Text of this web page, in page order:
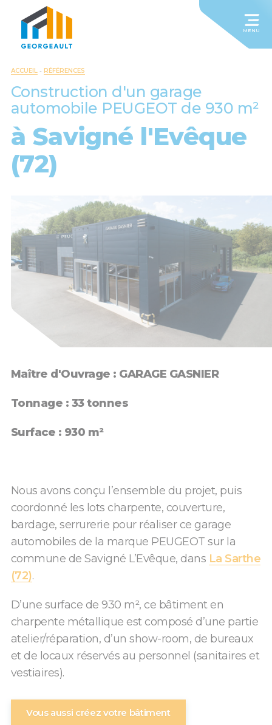
MENU
ACCUEIL- RÉFÉRENCES
Construction d'un garage
automobile PEUGEOT de 930 m²
à Savigné l'Evêque
(72)
Maître d'Ouvrage : GARAGE GASNIER
Tonnage : 33 tonnes
Surface : 930 m²
Nous avons conçu l’ensemble du projet, puis
coordonné les lots charpente, couverture,
bardage, serrurerie pour réaliser ce garage
automobiles de la marque PEUGEOT sur la
commune de Savigné L’Evêque, dans La Sarthe
(72).
D’une surface de 930 m², ce bâtiment en
charpente métallique est composé d’une partie
atelier/réparation, d’un show-room, de bureaux
et de locaux réservés au personnel (sanitaires et
vestiaires).
Vous aussi créez votre bâtiment